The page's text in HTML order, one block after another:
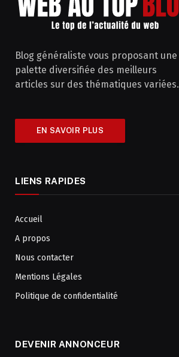
Blog généraliste vous proposant une
palette diversifiée des meilleurs
articles sur des thématiques variées.
EN SAVOIR PLUS
LIENS RAPIDES
Accueil
A propos
Nous contacter
Mentions Légales
Politique de confidentialité
DEVENIR ANNONCEUR